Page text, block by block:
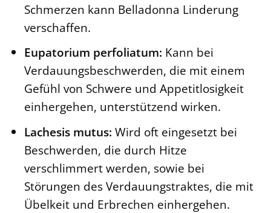
Schmerzen kann Belladonna Linderung
verschaffen.
Eupatorium perfoliatum: Kann bei
Verdauungsbeschwerden, die mit einem
Gefühl von Schwere und Appetitlosigkeit
einhergehen, unterstützend wirken.
Lachesis mutus: Wird oft eingesetzt bei
Beschwerden, die durch Hitze
verschlimmert werden, sowie bei
Störungen des Verdauungstraktes, die mit
Übelkeit und Erbrechen einhergehen.